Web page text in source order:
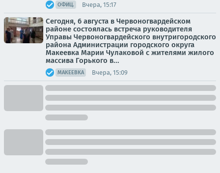
ОФИЦ. Вчера, 15:17
Сегодня, 6 августа в Червоногвардейском
районе состоялась встреча руководителя
Управы Червоногвардейского внутригородского
района Администрации городского округа
Макеевка Марии Чулаковой с жителями жилого
массива Горького в...
МАКЕЕВКА Вчера, 15:09